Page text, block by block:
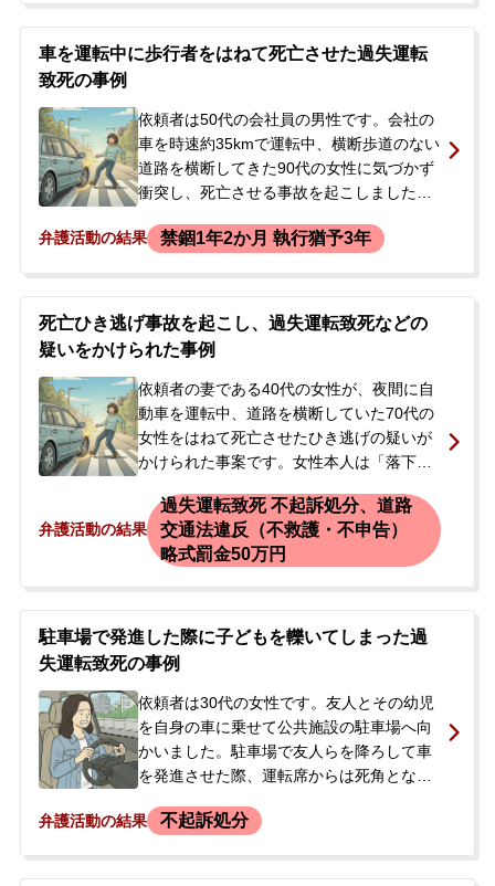
が死亡しました。被害者遺族との示談交渉
が終わらないまま検察庁から呼び出しを受
に相談されました。
車を運転中に歩行者をはねて死亡させた過失運転
致死の事例
依頼者は50代の会社員の男性です。会社の
車を時速約35kmで運転中、横断歩道のない
道路を横断してきた90代の女性に気づかず
衝突し、死亡させる事故を起こしました。
いて停止していた状況でした。依頼者は事
は、被害者の通夜や告別式に参列するな
ど、遺族への対応を試みていました。当初
は別の法律事務所に弁護を依頼していまし
たが、その事務所が業務停止命令を受けた
ため、弁護活動が継続できなくなり、急遽
代わりの弁護士を探して当事務所へ相談に
来られました。
弁護活動の結果 禁錮1年2か月 執行猶予3年
死亡ひき逃げ事故を起こし、過失運転致死などの
疑いをかけられた事例
依頼者の妻である40代の女性が、夜間に自
動車を運転中、道路を横断していた70代の
女性をはねて死亡させたひき逃げの疑いが
かけられた事案です。女性本人は「落下物
り、人をはねたという明確な認識はありま
せんでした。事故から数日後、警察官が自
宅を訪れ、現場付近の防犯カメラ映像から
車両が特定されたとして、女性は警察署で
任意聴取を受けることになりました。警察
からは、被害者が死亡していることや逮捕
の可能性もあると告げられ、今後の対応に
られました。
弁護活動の結果
過失運転致死 不起訴処分、道路
交通法違反（不救護・不申告）
略式罰金50万円
駐車場で発進した際に子どもを轢いてしまった過
失運転致死の事例
依頼者は30代の女性です。友人とその幼児
を自身の車に乗せて公共施設の駐車場へ向
かいました。駐車場で友人らを降ろして車
を発進させた際、運転席からは死角となっ
まい、死亡させてしまう事故を起こしまし
弁護活動の結果 不起訴処分